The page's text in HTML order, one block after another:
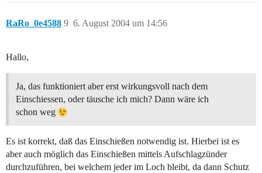
RaRo_0e4588 6. August 2004 um 14:56
9
Hallo,
Ja, das funktioniert aber erst wirkungsvoll nach dem
Einschiessen, oder täusche ich mich? Dann wäre ich
schon weg
Es ist korrekt, daß das Einschießen notwendig ist. Hierbei ist es
aber auch möglich das Einschießen mittels Aufschlagzünder
durchzuführen, bei welchem jeder im Loch bleibt, da dann Schutz